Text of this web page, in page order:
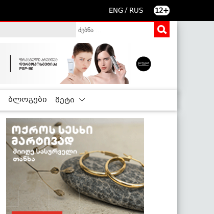
ENG / RUS 12+
ბლოგები მეტი